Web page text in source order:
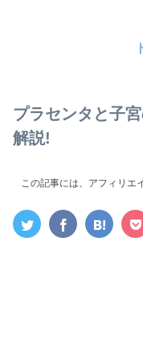
プラセンタと子
解説!
この記事には、アフィリエ